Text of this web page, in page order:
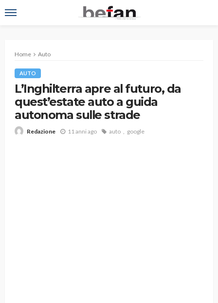
Home Auto
AUTO
L’Inghilterra apre al futuro, da
quest’estate auto a guida
autonoma sulle strade
Redazione 11 anni ago auto google